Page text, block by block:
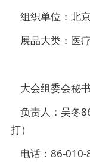
组织单位：北
展品大类：医
大会组委会秘
负责人：吴冬
打）
电话：86-010-